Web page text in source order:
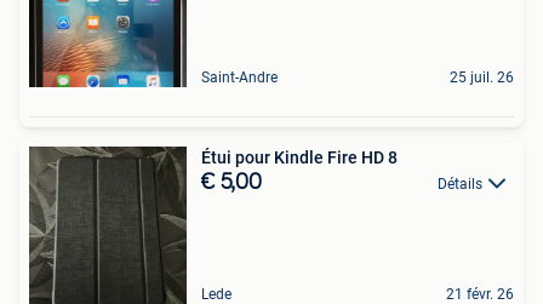
Saint-Andre 25 juil. 26
Étui pour Kindle Fire HD 8
€ 5,00 Détails
Lede 21 févr. 26